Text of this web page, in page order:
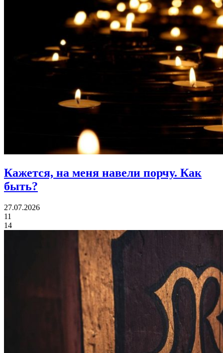
Кажется, на меня навели порчу. Как
быть?
27.07.2026
11
14